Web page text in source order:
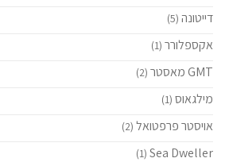
דייטונה (5)
אקספלורר (1)
GMT מאסטר (2)
מילגאוס (1)
אויסטר פרפטואל (2)
Sea Dweller
(1)